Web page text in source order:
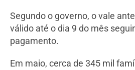
Segundo o governo, o vale
válido até o dia 9 do mês
pagamento.
Em maio, cerca de 345 mil